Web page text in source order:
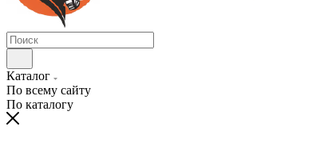
Каталог
По всему сайту
По каталогу